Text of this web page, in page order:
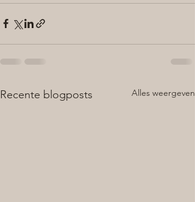
Recente blogposts Alles weergeven